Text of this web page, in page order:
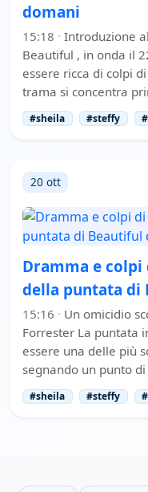
domani
15:18 · Introduzione
Beautiful , in onda il
essere ricca di colpi
trama si concentra
#sheila #steffy
20 ott
Dramma e colpi
della puntata di
15:16 · Un omicidio
Forrester La puntata
essere una delle più
segnando un punto
#sheila #steffy